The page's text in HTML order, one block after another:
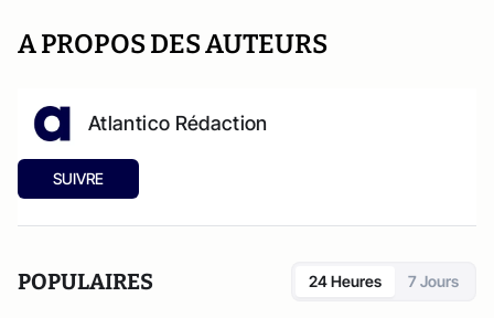
A PROPOS DES AUTEURS
Atlantico Rédaction
SUIVRE
POPULAIRES 24 Heures 7 Jours